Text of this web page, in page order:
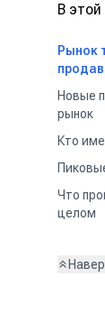
В этой
Рынок
Новые
рынок
Кто
Что
целом